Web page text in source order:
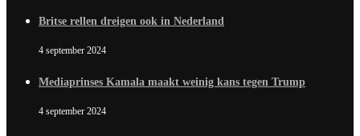
Britse rellen dreigen ook in Nederland
4 september 2024
Mediaprinses Kamala maakt weinig kans tegen Trump
4 september 2024